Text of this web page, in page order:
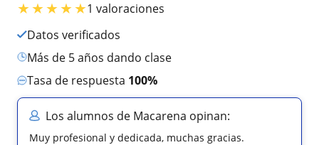
★★★★★1 valoraciones
Datos verificados
más de 5 años dando clase
Tasa de respuesta 100%
Los alumnos de Macarena opinan:
Muy profesional y dedicada, muchas gracias.